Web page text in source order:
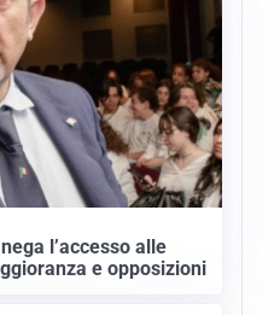
l’accesso alle
e opposizioni